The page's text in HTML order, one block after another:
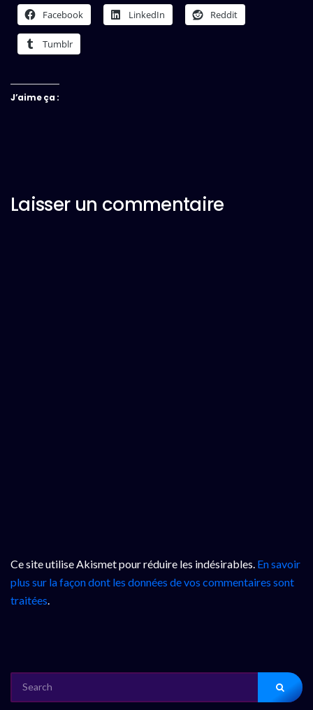
Facebook LinkedIn Reddit
Tumblr
J’aime ça :
Laisser un commentaire
Ce site utilise Akismet pour réduire les indésirables. En savoir
plus sur la façon dont les données de vos commentaires sont
traitées.
FOR: